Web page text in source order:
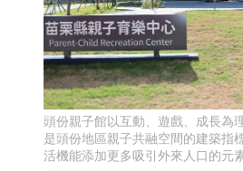
頭份親子館以互動、遊戲、成長為
是頭份地區親子共融空間的建築指
活機能添加更多吸引外來人口的元素